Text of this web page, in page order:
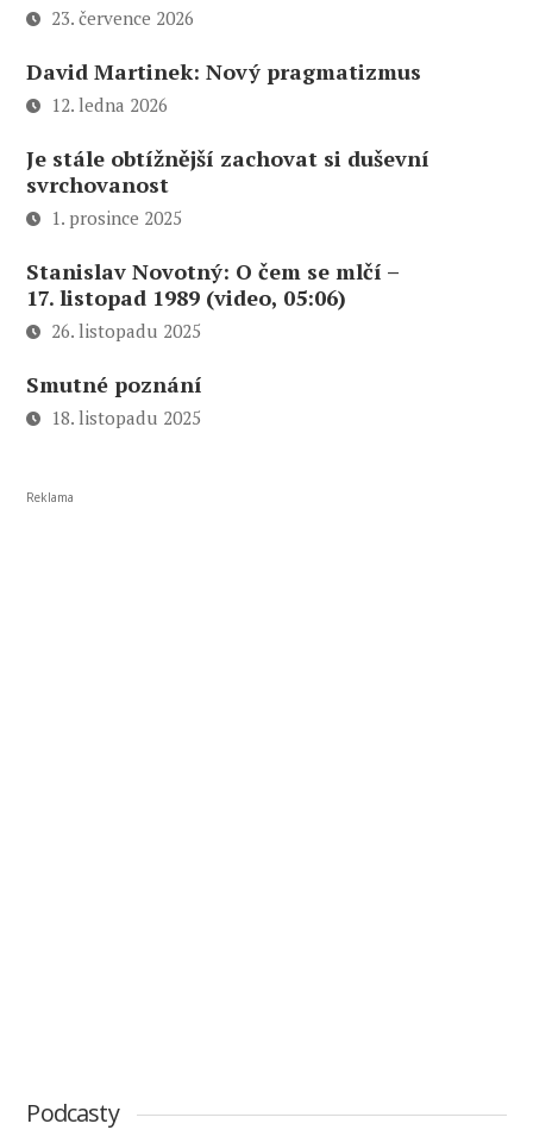
23. července 2026
David Martinek: Nový pragmatizmus
12. ledna 2026
Je stále obtížnější zachovat si duševní
svrchovanost
1. prosince 2025
Stanislav Novotný: O čem se mlčí –
17. listopad 1989 (video, 05:06)
26. listopadu 2025
Smutné poznání
18. listopadu 2025
Reklama
Podcasty